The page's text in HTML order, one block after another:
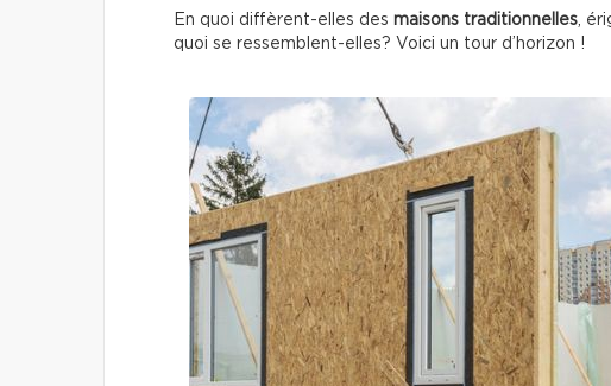
En quoi diffèrent-elles des maisons traditionnelles,
quoi se ressemblent-elles? Voici un tour d’horizon !